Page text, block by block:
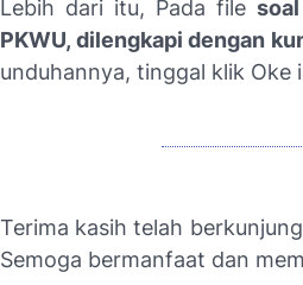
Lebih dari itu, Pada file
PKWU, dilengkapi dengan
unduhannya, tinggal klik Oke
Terima kasih telah
Semoga bermanfaat dan